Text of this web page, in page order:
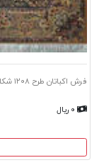
فرش اکباتان طرح ۱۲۰۸ شکلاتی جدید